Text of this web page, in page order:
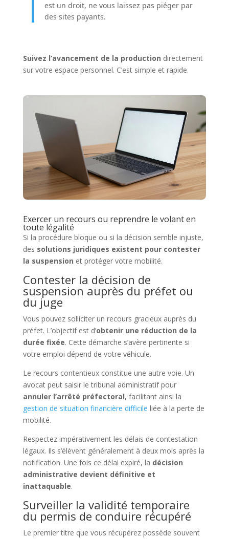
est un droit, ne vous laissez pas piéger par
des sites payants.
Suivez l’avancement de la production directement
sur votre espace personnel. C’est simple et rapide.
Exercer un recours ou reprendre le volant en
toute légalité
Si la procédure bloque ou si la décision semble injuste,
des solutions juridiques existent pour contester
la suspension et protéger votre mobilité.
Contester la décision de
suspension auprès du préfet ou
du juge
Vous pouvez solliciter un recours gracieux auprès du
préfet. L’objectif est d’obtenir une réduction de la
durée fixée. Cette démarche s’avère pertinente si
votre emploi dépend de votre véhicule.
Le recours contentieux constitue une autre voie. Un
avocat peut saisir le tribunal administratif pour
annuler l’arrêté préfectoral, facilitant ainsi la
gestion de situation financière difficile liée à la perte de
mobilité.
Respectez impérativement les délais de contestation
légaux. Ils s’élèvent généralement à deux mois après la
notification. Une fois ce délai expiré, la décision
administrative devient définitive et
inattaquable.
Surveiller la validité temporaire
du permis de conduire récupéré
Le premier titre que vous récupérez possède souvent